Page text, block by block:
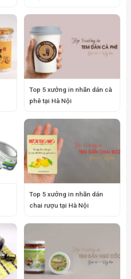
Top 5 xưởng in nhãn dán cà
phê tại Hà Nội
Top 5 xưởng in nhãn dán
chai rượu tại Hà Nội